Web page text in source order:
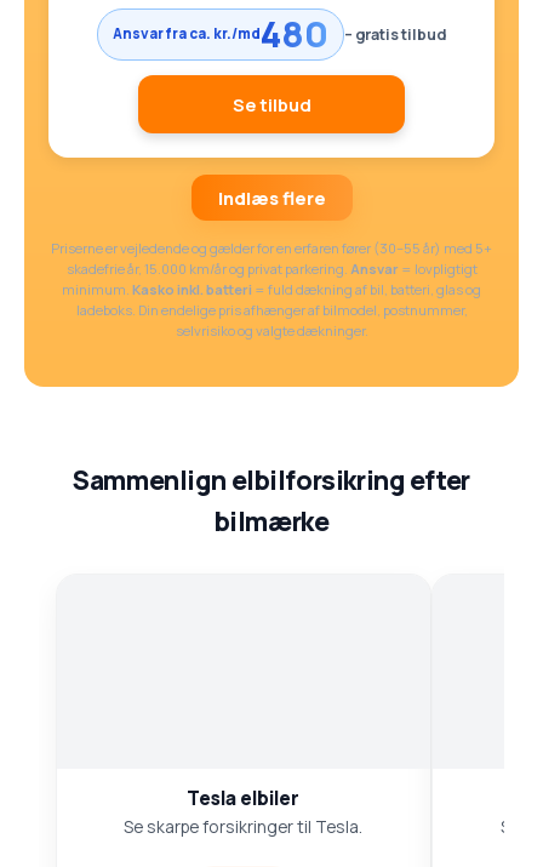
Ansvar fra ca. kr./md480 – gratis tilbud
Se tilbud
Indlæs flere
Priserne er vejledende og gælder for en erfaren fører (30–55 år) med 5+
skadefrie år, 15.000 km/år og privat parkering. Ansvar= lovpligtigt
minimum. Kasko inkl. batteri = fuld dækning af bil, batteri, glas og
ladeboks. Din endelige pris afhænger af bilmodel, postnummer,
selvrisiko og valgte dækninger.
Sammenlign elbilforsikring efter
bilmærke
Tesla elbiler
Se skarpe forsikringer til Tesla.